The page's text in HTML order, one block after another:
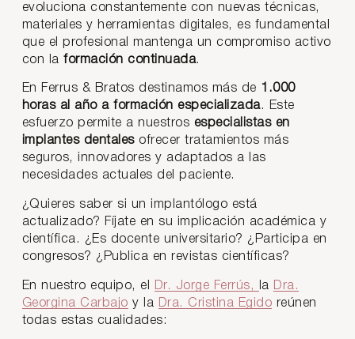
evoluciona constantemente con nuevas técnicas,
materiales y herramientas digitales, es fundamental
que el profesional mantenga un compromiso activo
con laformación continuada.
En Ferrus & Bratos destinamos más de 1.000
horas al año a formación especializada. Este
esfuerzo permite a nuestros especialistas en
implantes dentalesofrecer tratamientos más
seguros, innovadores y adaptados a las
necesidades actuales del paciente.
¿Quieres saber si un implantólogo está
actualizado? Fíjate en su implicación académica y
científica. ¿Es docente universitario? ¿Participa en
congresos? ¿Publica en revistas científicas?
En nuestro equipo, el Dr. Jorge Ferrús, la
Dra.
Georgina Carbajo y la Dra. Cristina Egido reúnen
todas estas cualidades: